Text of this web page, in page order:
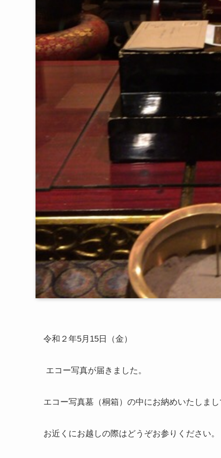
令和２年5月15日（金）
エコー写真が届きました。
エコー写真墓（桐箱）の中にお納めいたしま
お近くにお越しの際はどうぞお参りください。